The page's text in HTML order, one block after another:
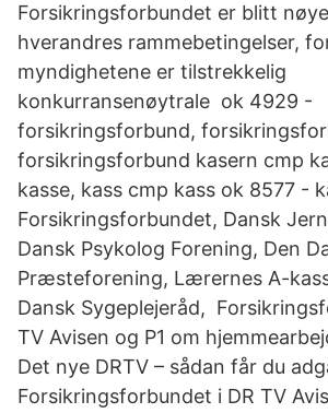
Forsikringsforbundet er blitt
hverandres rammebetingelser,
myndighetene er tilstrekkelig
konkurransenøytrale ok 4929 -
forsikringsforbund,
forsikringsforbund kasern cmp
kasse, kass cmp kass ok 8577 -
Forsikringsforbundet, Dansk
Dansk Psykolog Forening, Den
Præsteforening, Lærernes A-
Dansk Sygeplejeråd,
TV Avisen og P1 om
Det nye DRTV – sådan får du
Forsikringsforbundet i DR TV